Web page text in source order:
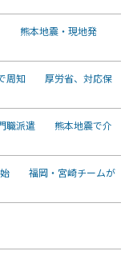
熊本地震・現地発
で周知 厚労省、対応保
門職派遣 熊本地震で介
始 福岡・宮崎チームが